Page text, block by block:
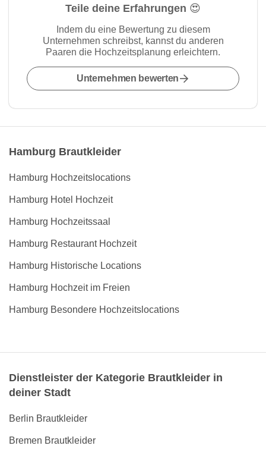
Teile deine Erfahrungen 😍
Indem du eine Bewertung zu diesem
Unternehmen schreibst, kannst du anderen
Paaren die Hochzeitsplanung erleichtern.
Unternehmen bewerten
Hamburg Brautkleider
Hamburg Hochzeitslocations
Hamburg Hotel Hochzeit
Hamburg Hochzeitssaal
Hamburg Restaurant Hochzeit
Hamburg Historische Locations
Hamburg Hochzeit im Freien
Hamburg Besondere Hochzeitslocations
Dienstleister der Kategorie Brautkleider in
deiner Stadt
Berlin Brautkleider
Bremen Brautkleider